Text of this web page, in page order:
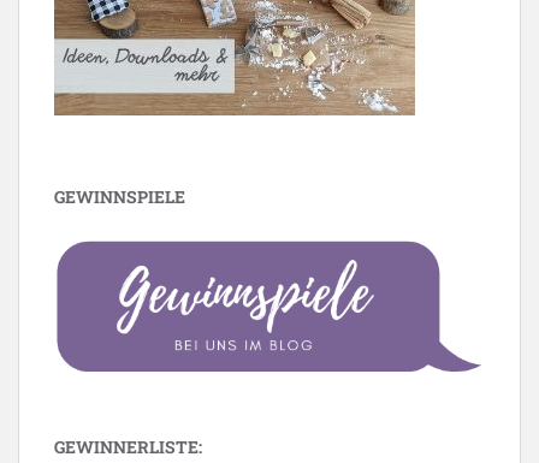
GEWINNSPIELE
GEWINNERLISTE: